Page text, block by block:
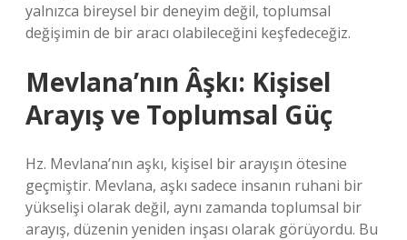
yalnızca bireysel bir deneyim değil, toplumsal
değişimin de bir aracı olabileceğini keşfedeceğiz.
Mevlana’nın Âşkı: Kişisel
Arayış ve Toplumsal Güç
Hz. Mevlana’nın aşkı, kişisel bir arayışın ötesine
geçmiştir. Mevlana, aşkı sadece insanın ruhani bir
yükselişi olarak değil, aynı zamanda toplumsal bir
arayış, düzenin yeniden inşası olarak görüyordu. Bu